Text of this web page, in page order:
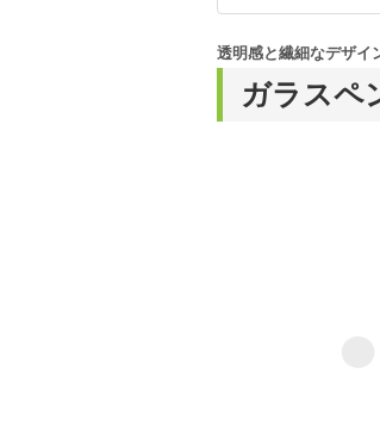
ガラスペ
透明感と繊細なデザイ